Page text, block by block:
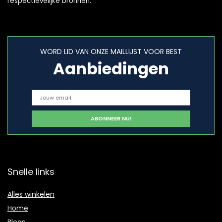
WORD LID VAN ONZE MAILLIJST VOOR BEST
Aanbiedingen
Snelle links
Alles winkelen
Home